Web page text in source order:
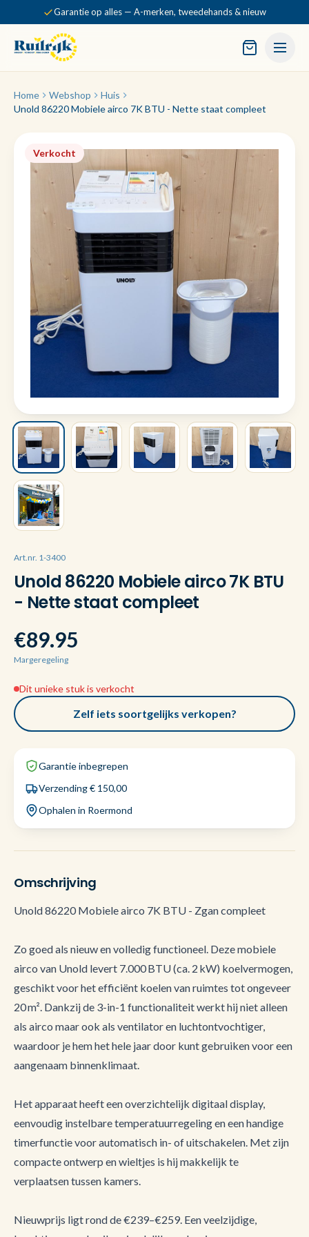
Garantie op alles — A-merken, tweedehands & nieuw
Home Webshop
Huis
Unold 86220 Mobiele airco 7K BTU - Nette staat compleet
Verkocht
Art.nr. 1-3400
Unold 86220 Mobiele airco 7K BTU
- Nette staat compleet
€89.95
Margeregeling
Dit unieke stuk is verkocht
Zelf iets soortgelijks verkopen?
Garantie inbegrepen
Verzending € 150,00
Ophalen in Roermond
Omschrijving
Unold 86220 Mobiele airco 7K BTU - Zgan compleet
Zo goed als nieuw en volledig functioneel. Deze mobiele
airco van Unold levert 7.000 BTU (ca. 2 kW) koelvermogen,
geschikt voor het efficiënt koelen van ruimtes tot ongeveer
20 m². Dankzij de 3-in-1 functionaliteit werkt hij niet alleen
als airco maar ook als ventilator en luchtontvochtiger,
waardoor je hem het hele jaar door kunt gebruiken voor een
aangenaam binnenklimaat.
Het apparaat heeft een overzichtelijk digitaal display,
eenvoudig instelbare temperatuurregeling en een handige
timerfunctie voor automatisch in- of uitschakelen. Met zijn
compacte ontwerp en wieltjes is hij makkelijk te
verplaatsen tussen kamers.
Nieuwprijs ligt rond de €239–€259. Een veelzijdige,